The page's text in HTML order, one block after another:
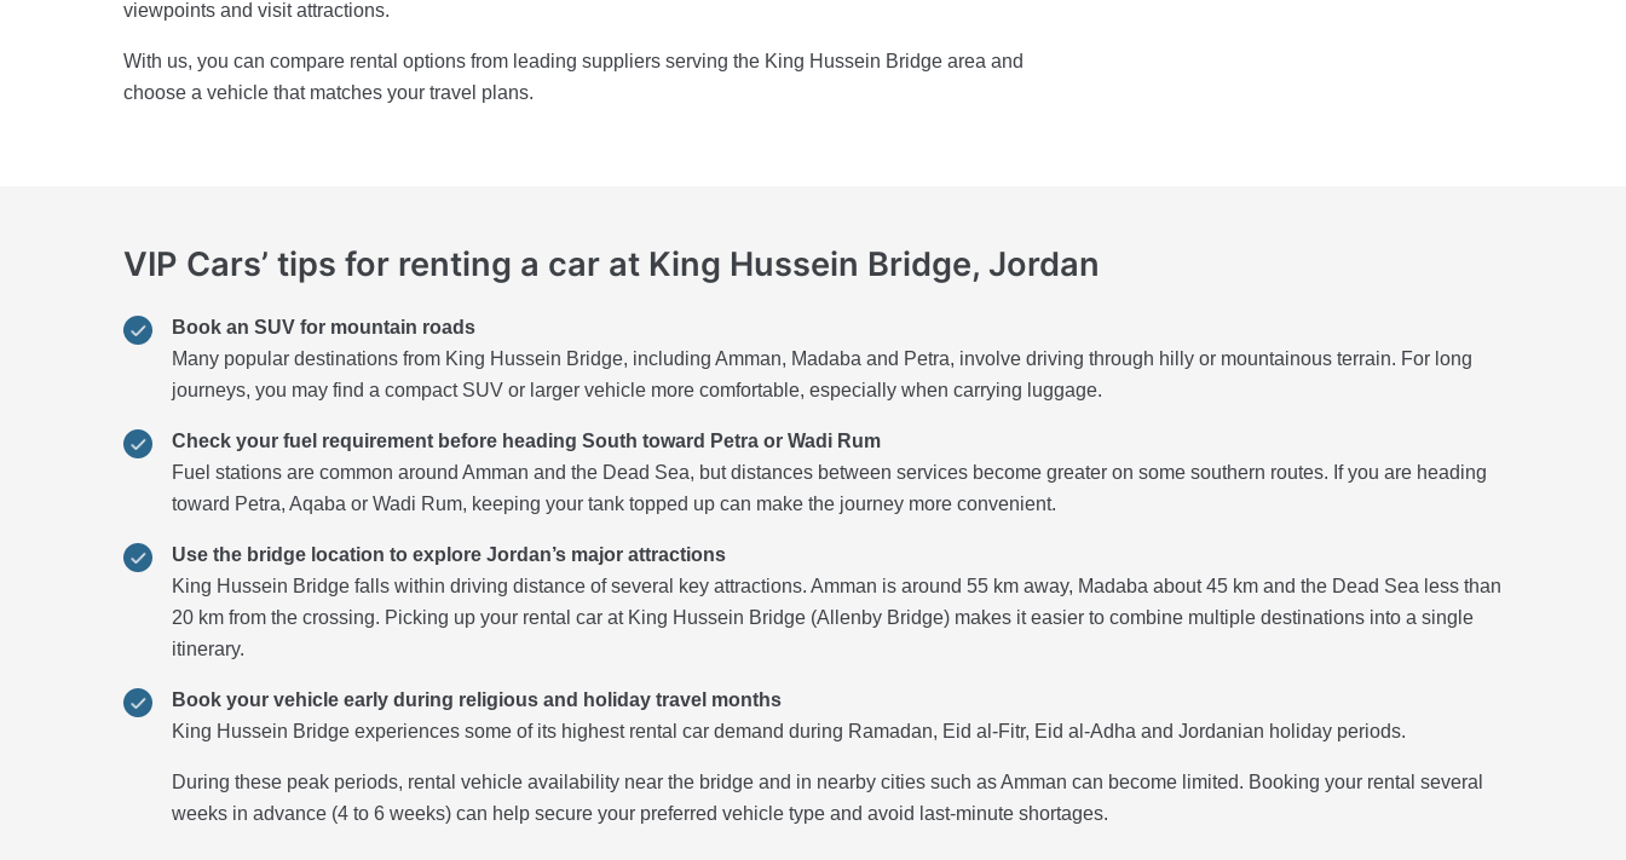
viewpoints and visit attractions.
With us, you can compare rental options from leading suppliers serving the King Hussein Bridge area and
choose a vehicle that matches your travel plans.
VIP Cars’ tips for renting a car at King Hussein Bridge, Jordan
Book an SUV for mountain roads
Many popular destinations from King Hussein Bridge, including Amman, Madaba and Petra, involve driving through hilly or mountainous terrain. For long
journeys, you may find a compact SUV or larger vehicle more comfortable, especially when carrying luggage.
Check your fuel requirement before heading South toward Petra or Wadi Rum
Fuel stations are common around Amman and the Dead Sea, but distances between services become greater on some southern routes. If you are heading
toward Petra, Aqaba or Wadi Rum, keeping your tank topped up can make the journey more convenient.
Use the bridge location to explore Jordan’s major attractions
King Hussein Bridge falls within driving distance of several key attractions. Amman is around 55 km away, Madaba about 45 km and the Dead Sea less than
20 km from the crossing. Picking up your rental car at King Hussein Bridge (Allenby Bridge) makes it easier to combine multiple destinations into a single
itinerary.
Book your vehicle early during religious and holiday travel months
King Hussein Bridge experiences some of its highest rental car demand during Ramadan, Eid al-Fitr, Eid al-Adha and Jordanian holiday periods.
During these peak periods, rental vehicle availability near the bridge and in nearby cities such as Amman can become limited. Booking your rental several
weeks in advance (4 to 6 weeks) can help secure your preferred vehicle type and avoid last-minute shortages.